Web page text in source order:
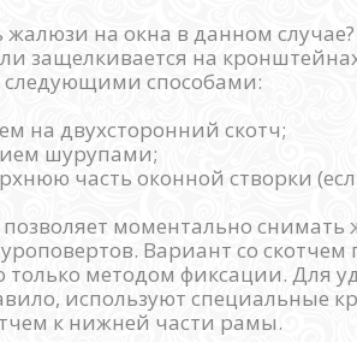
жалюзи на окна в данном
защелкивается на
следующими способами:
на двухсторонний скотч;
шурупами;
часть оконной створки
моментально
Вариант со
только методом фиксации. Для
используют специальные
к нижней части рамы.